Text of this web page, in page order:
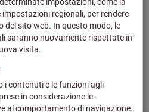
ein Betrieb die geforderte
Diese Umrüstungen oder
und abhängig vom zu
länger und mal kürzer. In jedem
wertschöpfende und
einher.